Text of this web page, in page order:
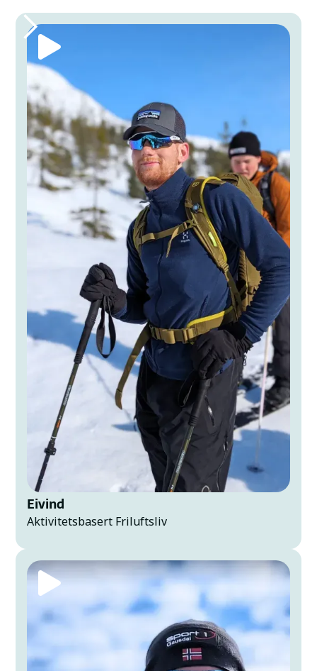
prøve forskjellige spennende aktiviteter som
rafting, kiting og via ferrata, og det å fordype
seg på enkelte områder så man har kompetanse
og ferdigheter til å drive med det på egenhånd
senere, som feks klatring og topptur. Dermed
kan du dra nytte av det du lærer på linja resten
av livet!
Eivind
Aktivitetsbasert Friluftsliv